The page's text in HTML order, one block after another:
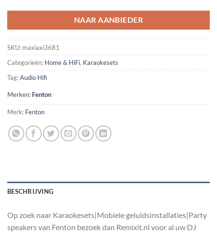
NAAR AANBIEDER
SKU: maxiaxi3681
Categorieën: Home & HiFi, Karaokesets
Tag:Audio Hifi
Merken: Fenton
Merk: Fenton
BESCHRIJVING
Op zoek naar Karaokesets|Mobiele geluidsinstallaties|Party
speakers van Fenton bezoek dan Remixit.nl voor al uw DJ